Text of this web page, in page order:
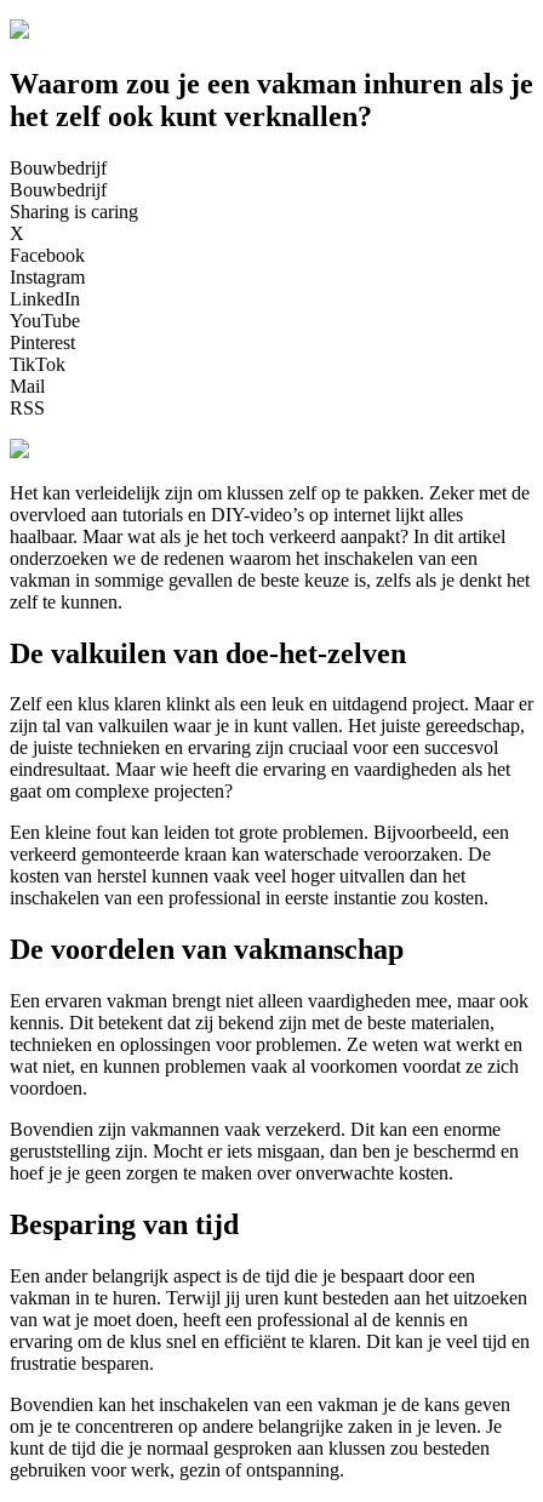
Waarom zou je een vakman inhuren als je
het zelf ook kunt verknallen?
Bouwbedrijf
Bouwbedrijf
Sharing is caring
X
Facebook
Instagram
LinkedIn
YouTube
Pinterest
TikTok
Mail
RSS
Het kan verleidelijk zijn om klussen zelf op te pakken. Zeker met de
overvloed aan tutorials en DIY-video’s op internet lijkt alles
haalbaar. Maar wat als je het toch verkeerd aanpakt? In dit artikel
onderzoeken we de redenen waarom het inschakelen van een
vakman in sommige gevallen de beste keuze is, zelfs als je denkt het
zelf te kunnen.
De valkuilen van doe-het-zelven
Zelf een klus klaren klinkt als een leuk en uitdagend project. Maar er
zijn tal van valkuilen waar je in kunt vallen. Het juiste gereedschap,
de juiste technieken en ervaring zijn cruciaal voor een succesvol
eindresultaat. Maar wie heeft die ervaring en vaardigheden als het
gaat om complexe projecten?
Een kleine fout kan leiden tot grote problemen. Bijvoorbeeld, een
verkeerd gemonteerde kraan kan waterschade veroorzaken. De
kosten van herstel kunnen vaak veel hoger uitvallen dan het
inschakelen van een professional in eerste instantie zou kosten.
De voordelen van vakmanschap
Een ervaren vakman brengt niet alleen vaardigheden mee, maar ook
kennis. Dit betekent dat zij bekend zijn met de beste materialen,
technieken en oplossingen voor problemen. Ze weten wat werkt en
wat niet, en kunnen problemen vaak al voorkomen voordat ze zich
voordoen.
Bovendien zijn vakmannen vaak verzekerd. Dit kan een enorme
geruststelling zijn. Mocht er iets misgaan, dan ben je beschermd en
hoef je je geen zorgen te maken over onverwachte kosten.
Besparing van tijd
Een ander belangrijk aspect is de tijd die je bespaart door een
vakman in te huren. Terwijl jij uren kunt besteden aan het uitzoeken
van wat je moet doen, heeft een professional al de kennis en
ervaring om de klus snel en efficiënt te klaren. Dit kan je veel tijd en
frustratie besparen.
Bovendien kan het inschakelen van een vakman je de kans geven
om je te concentreren op andere belangrijke zaken in je leven. Je
kunt de tijd die je normaal gesproken aan klussen zou besteden
gebruiken voor werk, gezin of ontspanning.